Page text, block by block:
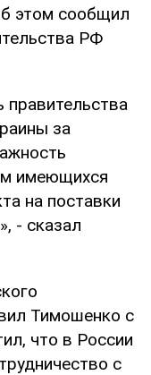
этом сообщил
РФ
правительства
за
имеющихся
на поставки
- сказал
Тимошенко с
что в России
с